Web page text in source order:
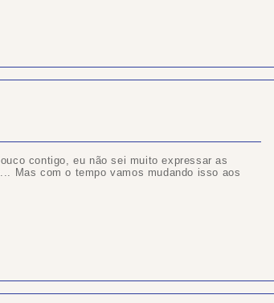
contigo, eu não sei muito expressar as
Mas com o tempo vamos mudando isso aos